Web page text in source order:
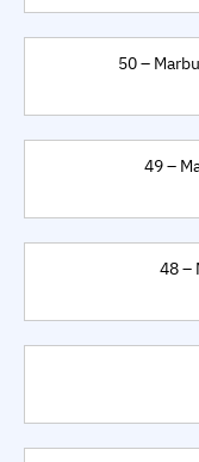
50 –
49 –
48 –